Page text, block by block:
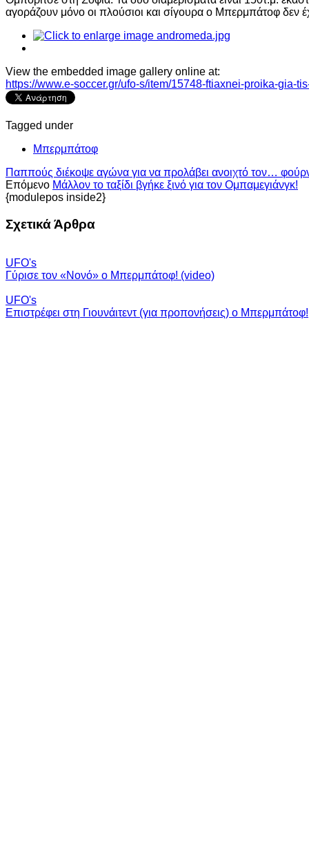
αγοράζουν μόνο οι πλούσιοι και σίγουρα ο Μπερμπάτοφ δεν
View the embedded image gallery online at:
https://www.e-soccer.gr/ufo-s/item/15748-ftiaxnei-proika-gia-
Tagged under
Μπερμπάτοφ
Παππούς διέκοψε αγώνα για να προλάβει ανοιχτό τον…
Επόμενο Μάλλον το ταξίδι βγήκε ξινό για τον Ομπαμεγιάνγκ!
{modulepos inside2}
Σχετικά Άρθρα
UFO's
Γύρισε τον «Νονό» ο Μπερμπάτοφ! (video)
UFO's
Επιστρέφει στη Γιουνάιτεντ (για προπονήσεις) ο Μπερμπάτοφ!